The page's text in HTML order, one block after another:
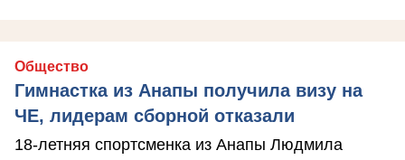
Общество
Гимнастка из Анапы получила визу на
ЧЕ, лидерам сборной отказали
18-летняя спортсменка из Анапы Людмила